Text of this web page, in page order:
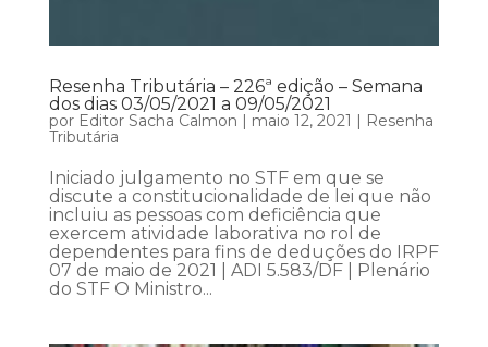
Resenha Tributária – 226ª edição – Semana
dos dias 03/05/2021 a 09/05/2021
por Editor Sacha Calmon maio 12, 2021
Resenha
Tributária
Iniciado julgamento no STF em que se
discute a constitucionalidade de lei que não
incluiu as pessoas com deficiência que
exercem atividade laborativa no rol de
dependentes para fins de deduções do IRPF
07 de maio de 2021 | ADI 5.583/DF | Plenário
do STF O Ministro...